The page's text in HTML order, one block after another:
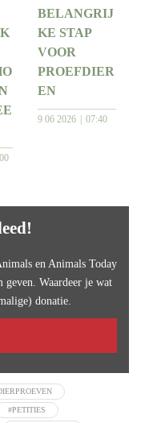
BELANGRIJ
KE STAP
VOOR
PROEFDIER
EN
9 06 2026 07:40
en Animals Today
geven. Waardeer je wat
donatie.
#PETITIES